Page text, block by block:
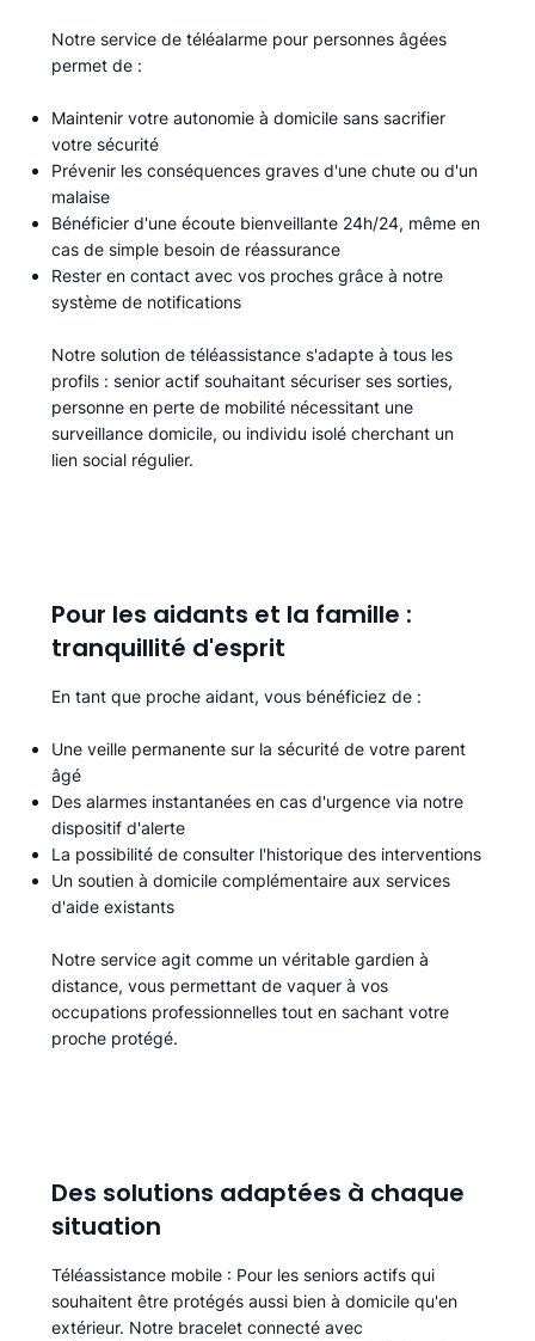
Notre service de téléalarme pour personnes âgées
permet de :​
Maintenir votre autonomie à domicile sans sacrifier
votre sécurité
Prévenir les conséquences graves d'une chute ou d'un
malaise
Bénéficier d'une écoute bienveillante 24h/24, même en
cas de simple besoin de réassurance
Rester en contact avec vos proches grâce à notre
système de notifications
Notre solution de téléassistance s'adapte à tous les
profils : senior actif souhaitant sécuriser ses sorties,
personne en perte de mobilité nécessitant une
surveillance domicile, ou individu isolé cherchant un
lien social régulier.
Pour les aidants et la famille :
tranquillité d'esprit
En tant que proche aidant, vous bénéficiez de :
Une veille permanente sur la sécurité de votre parent
âgé
Des alarmes instantanées en cas d'urgence via notre
dispositif d'alerte
La possibilité de consulter l'historique des interventions
Un soutien à domicile complémentaire aux services
d'aide existants
Notre service agit comme un véritable gardien à
distance, vous permettant de vaquer à vos
occupations professionnelles tout en sachant votre
proche protégé.
Des solutions adaptées à chaque
situation
Téléassistance mobile : Pour les seniors actifs qui
souhaitent être protégés aussi bien à domicile qu'en
extérieur. Notre bracelet connecté avec